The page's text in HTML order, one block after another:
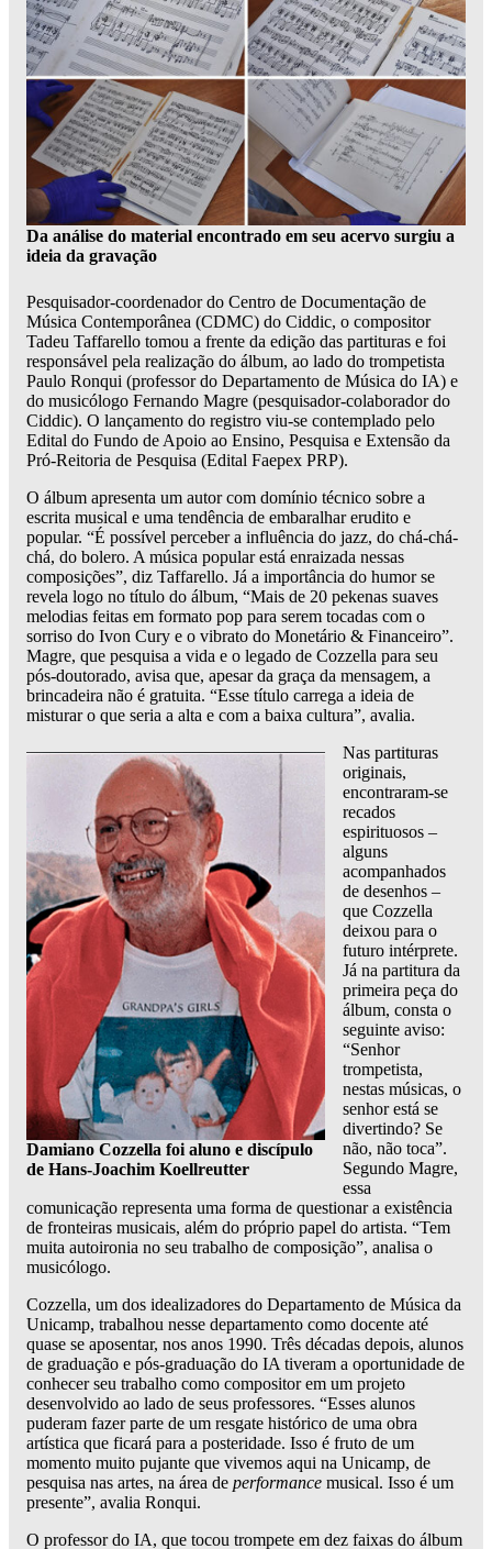
Da análise do material encontrado em seu acervo surgiu a
ideia da gravação
Pesquisador-coordenador do Centro de Documentação de
Música Contemporânea (CDMC) do Ciddic, o compositor
Tadeu Taffarello tomou a frente da edição das partituras e foi
responsável pela realização do álbum, ao lado do trompetista
Paulo Ronqui (professor do Departamento de Música do IA) e
do musicólogo Fernando Magre (pesquisador-colaborador do
Ciddic). O lançamento do registro viu-se contemplado pelo
Edital do Fundo de Apoio ao Ensino, Pesquisa e Extensão da
Pró-Reitoria de Pesquisa (Edital Faepex PRP).
O álbum apresenta um autor com domínio técnico sobre a
escrita musical e uma tendência de embaralhar erudito e
popular. “É possível perceber a influência do jazz, do chá-chá-
chá, do bolero. A música popular está enraizada nessas
composições”, diz Taffarello. Já a importância do humor se
revela logo no título do álbum, “Mais de 20 pekenas suaves
melodias feitas em formato pop para serem tocadas com o
sorriso do Ivon Cury e o vibrato do Monetário & Financeiro”.
Magre, que pesquisa a vida e o legado de Cozzella para seu
pós-doutorado, avisa que, apesar da graça da mensagem, a
brincadeira não é gratuita. “Esse título carrega a ideia de
misturar o que seria a alta e com a baixa cultura”, avalia.
Damiano Cozzella foi aluno e discípulo
de Hans-Joachim Koellreutter
Nas partituras
originais,
encontraram-se
recados
espirituosos –
alguns
acompanhados
de desenhos –
que Cozzella
deixou para o
futuro intérprete.
Já na partitura da
primeira peça do
álbum, consta o
seguinte aviso:
“Senhor
trompetista,
nestas músicas, o
senhor está se
divertindo? Se
não, não toca”.
Segundo Magre,
essa
comunicação representa uma forma de questionar a existência
de fronteiras musicais, além do próprio papel do artista. “Tem
muita autoironia no seu trabalho de composição”, analisa o
musicólogo.
Cozzella, um dos idealizadores do Departamento de Música da
Unicamp, trabalhou nesse departamento como docente até
quase se aposentar, nos anos 1990. Três décadas depois, alunos
de graduação e pós-graduação do IA tiveram a oportunidade de
conhecer seu trabalho como compositor em um projeto
desenvolvido ao lado de seus professores. “Esses alunos
puderam fazer parte de um resgate histórico de uma obra
artística que ficará para a posteridade. Isso é fruto de um
momento muito pujante que vivemos aqui na Unicamp, de
pesquisa nas artes, na área de performance musical. Isso é um
presente”, avalia Ronqui.
O professor do IA, que tocou trompete em dez faixas do álbum